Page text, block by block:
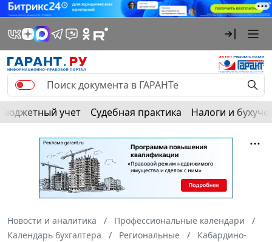
Бюджетный учет Судебная практика Налоги и
Новости и аналитика
Профессиональные календари
Календарь бухгалтера
Региональные
Кабардино-